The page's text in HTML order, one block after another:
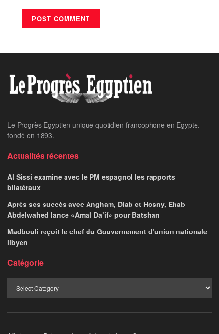
Le Progrès Egyptien unique quotidien francophone en Egypte,
fondé en 1893.
Actualités récentes
Al Sissi examine avec le PM espagnol les rapports
bilatéraux
Après ses succès avec Angham, Diab et Hosny, Ehab
Abdelwahed lance «Amal Da’if» pour Batshan
Madbouli reçoit le chef du Gouvernement d’union nationale
libyen
Catégorie